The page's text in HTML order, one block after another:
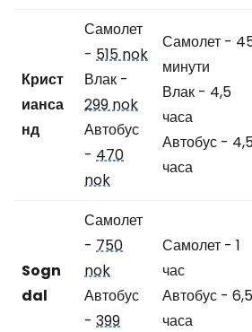
Крист
ианса
нд
Самолет
- 515 nok
Влак -
299 nok
Автобус
- 470
nok
Самолет -
минути
Влак - 4,5
часа
Автобус -
часа
Sogn
dal
Самолет
- 750
nok
Автобус
- 399
Самолет - 1
час
Автобус - 6,5
часа